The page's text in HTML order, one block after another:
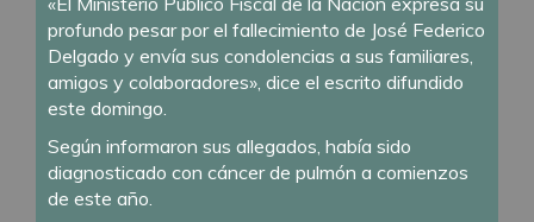
profundo pesar por el fallecimiento de José Federico
Delgado y envía sus condolencias a sus familiares,
amigos y colaboradores», dice el escrito difundido
este domingo.
Según informaron sus allegados, había sido
diagnosticado con cáncer de pulmón a comienzos
de este año.